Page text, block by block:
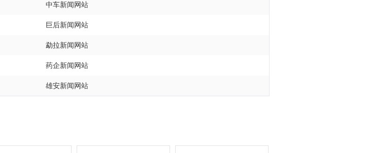
中车新闻网站
巨后新闻网站
勐拉新闻网站
药企新闻网站
雄安新闻网站